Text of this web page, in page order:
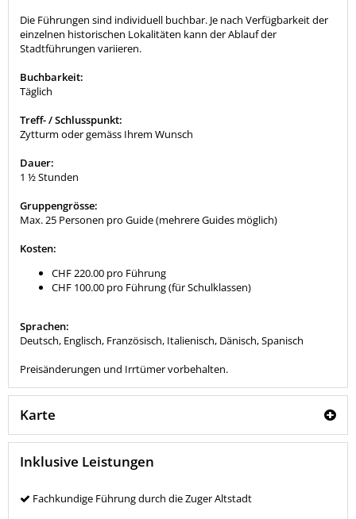
Die Führungen sind individuell buchbar. Je nach Verfügbarkeit der
einzelnen historischen Lokalitäten kann der Ablauf der
Stadtführungen variieren.
Buchbarkeit:
Täglich
Treff- / Schlusspunkt:
Zytturm oder gemäss Ihrem Wunsch
Dauer:
1 ½ Stunden
Gruppengrösse:
Max. 25 Personen pro Guide (mehrere Guides möglich)
Kosten:
CHF 220.00 pro Führung
CHF 100.00 pro Führung (für Schulklassen)
Sprachen:
Deutsch, Englisch, Französisch, Italienisch, Dänisch, Spanisch
Preisänderungen und Irrtümer vorbehalten.
Karte
Inklusive Leistungen
Fachkundige Führung durch die Zuger Altstadt